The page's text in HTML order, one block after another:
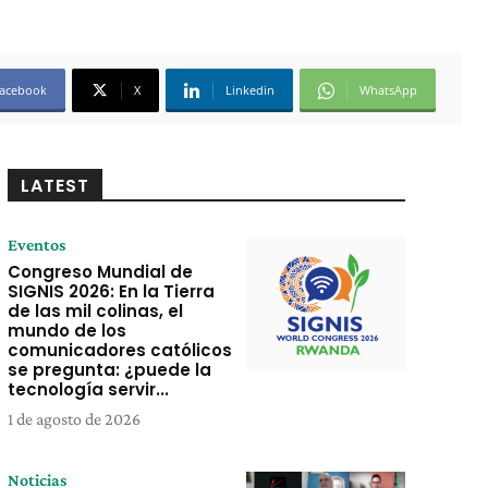
X Linkedin WhatsApp
LATEST
Eventos
Congreso Mundial de
SIGNIS 2026: En la Tierra
de las mil colinas, el
mundo de los
comunicadores católicos
se pregunta: ¿puede la
tecnología servir...
1 de agosto de 2026
Noticias